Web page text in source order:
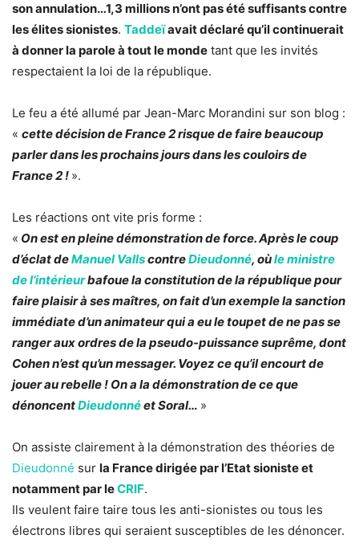
son annulation…1,3 millions n’ont pas été suffisants contre
les élites sionistes. Taddeïavait déclaré qu’il continuerait
à donner la parole à tout le monde tant que les invités
respectaient la loi de la république.
Le feu a été allumé par Jean-Marc Morandini sur son blog :
« cette décision de France 2 risque de faire beaucoup
parler dans les prochains jours dans les couloirs de
France 2 ! ».
Les réactions ont vite pris forme :
« On est en pleine démonstration de force. Après le coup
d’éclat deManuel VallscontreDieudonné, oùle ministre
de l’intérieurbafoue la constitution de la république pour
faire plaisir à ses maîtres, on fait d’un exemple la sanction
immédiate d’un animateur qui a eu le toupet de ne pas se
ranger aux ordres de la pseudo-puissance suprême, dont
Cohen n’est qu’un messager. Voyez ce qu’il encourt de
jouer au rebelle ! On a la démonstration de ce que
dénoncentDieudonnéet Soral… »
On assiste clairement à la démonstration des théories de
Dieudonné sur la France dirigée par l’Etat sioniste et
notamment par leCRIF.
Ils veulent faire taire tous les anti-sionistes ou tous les
électrons libres qui seraient susceptibles de les dénoncer.